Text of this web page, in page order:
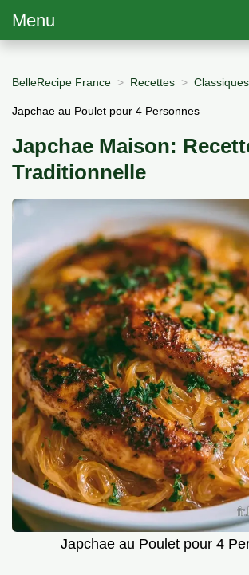
Menu
BelleRecipe France Recettes
Japchae au Poulet pour 4 Personnes
Japchae Maison:
Traditionnelle
Japchae au Poulet pour 4